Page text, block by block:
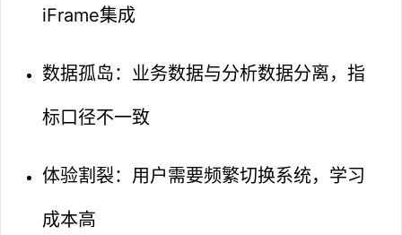
iFrame集成
数据孤岛：业务数据与分析数据分离，指
标口径不一致
体验割裂：用户需要频繁切换系统，学习
成本高